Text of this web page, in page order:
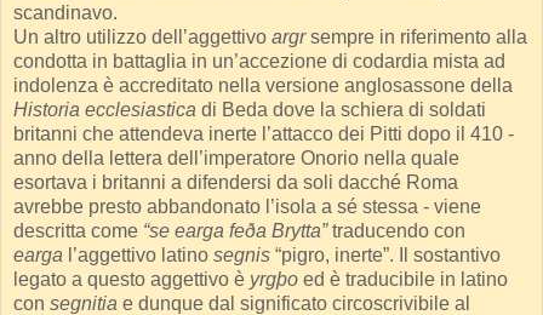
scandinavo.
Un altro utilizzo dell’aggettivo argrsempre in riferimento alla
condotta in battaglia in un’accezione di codardia mista ad
indolenza è accreditato nella versione anglosassone della
Historia ecclesiastica di Beda dove la schiera di soldati
britanni che attendeva inerte l’attacco dei Pitti dopo il 410 -
anno della lettera dell’imperatore Onorio nella quale
esortava i britanni a difendersi da soli dacché Roma
avrebbe presto abbandonato l’isola a sé stessa - viene
descritta come “se earga feða Brytta”traducendo con
earga l’aggettivo latino segnis “pigro, inerte”. Il sostantivo
legato a questo aggettivo è yrgþo ed è traducibile in latino
con segnitia e dunque dal significato circoscrivibile al